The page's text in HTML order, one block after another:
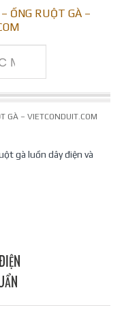
gà luồn dây điện và